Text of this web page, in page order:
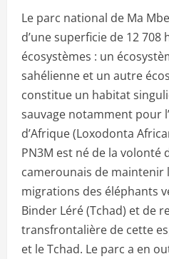
Le parc national de Ma
d’une superficie de 12
écosystèmes : un
sahélienne et un autre
constitue un habitat
sauvage notamment pour
d’Afrique (Loxodonta
PN3M est né de la volonté
camerounais de maintenir
migrations des éléphants
Binder Léré (Tchad) et de
transfrontalière de cette
et le Tchad. Le parc a en